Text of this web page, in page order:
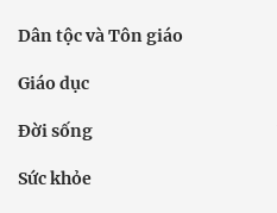
Dân tộc và Tôn giáo
Giáo dục
Đời sống
Sức khỏe